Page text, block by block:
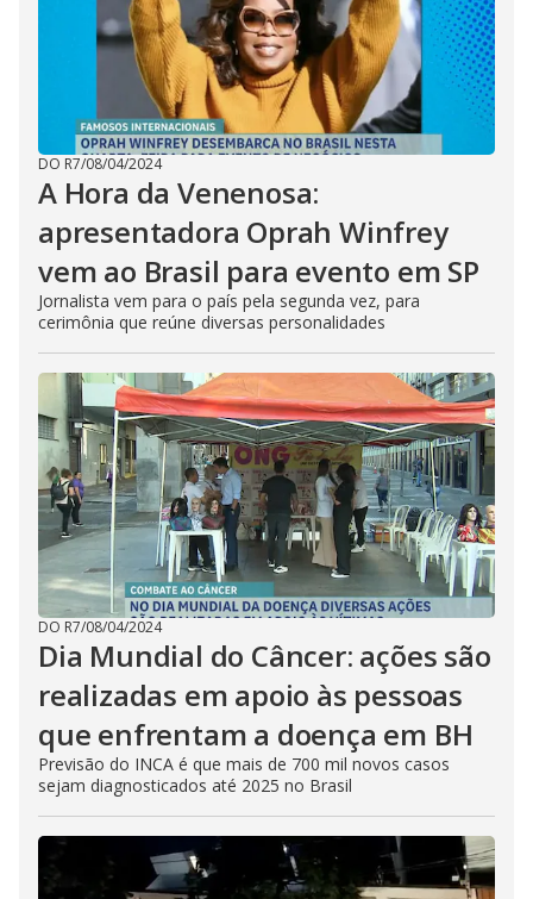
DO R7/08/04/2024
A Hora da Venenosa:
apresentadora Oprah Winfrey
vem ao Brasil para evento em SP
Jornalista vem para o país pela segunda vez, para
cerimônia que reúne diversas personalidades
DO R7/08/04/2024
Dia Mundial do Câncer: ações são
realizadas em apoio às pessoas
que enfrentam a doença em BH
Previsão do INCA é que mais de 700 mil novos casos
sejam diagnosticados até 2025 no Brasil